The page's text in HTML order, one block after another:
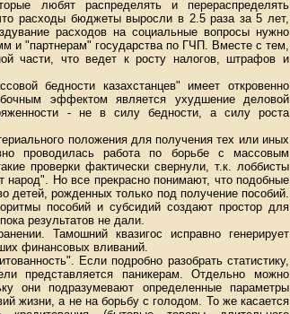
любят распределять и перераспределять
расходы бюджеты выросли в 2.5 раза за 5 лет,
расходов на социальные вопросы нужно
и "партнерам" государства по ГЧП. Вместе с тем,
части, что ведет к росту налогов, штрафов и
бедности казахстанцев" имеет откровенно
эффектом является ухудшение деловой
- не в силу бедности, а силу роста
положения для получения тех или иных
проводилась работа по борьбе с массовым
проверки фактически свернули, т.к. лоббисты
народ". Но все прекрасно понимают, что подобные
детей, рожденных только под получение пособий.
пособий и субсидий создают простор для
результатов не дали.
Тамошний квазигос исправно генерирует
финансовых вливаний.
Если подробно разобрать статистику,
представляется паникерам. Отдельно можно
они подразумевают определенные параметры
жизни, а не на борьбу с голодом. То же касается